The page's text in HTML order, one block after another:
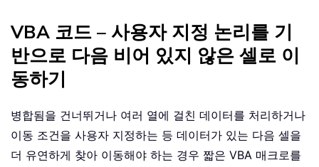
VBA 코드 – 사용자 지정 논리를 기
반으로 다음 비어 있지 않은 셀로 이
동하기
병합됨을 건너뛰거나 여러 열에 걸친 데이터를 처리하거나
이동 조건을 사용자 지정하는 등 데이터가 있는 다음 셀을
더 유연하게 찾아 이동해야 하는 경우 짧은 VBA 매크로를